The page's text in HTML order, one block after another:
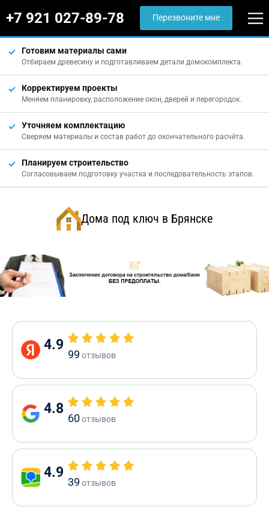
+7 921 027-89-78 Перезвоните мне
Готовим материалы сами
Отбираем древесину и подготавливаем детали домокомплекта.
Корректируем проекты
Меняем планировку, расположение окон, дверей и перегородок.
Уточняем комплектацию
Сверяем материалы и состав работ до окончательного расчёта.
Планируем строительство
Согласовываем подготовку участка и последовательность этапов.
Дома под ключ в Брянске
4.9
99 отзывов
4.8
60отзывов
4.9
39 отзывов